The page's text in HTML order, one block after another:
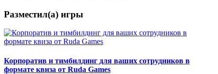
Разместил(а) игры
Корпоратив и тимбилдинг для ваших сотрудников в
формате квиза от Ruda Games